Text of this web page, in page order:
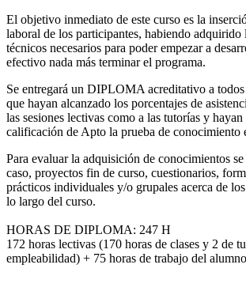
El objetivo inmediato de este curso es la
laboral de los participantes, habiendo adquirido
técnicos necesarios para poder empezar a
efectivo nada más terminar el programa.
Se entregará un DIPLOMA acreditativo a
que hayan alcanzado los porcentajes de
las sesiones lectivas como a las tutorías y
calificación de Apto la prueba de conocimiento
Para evaluar la adquisición de conocimientos
caso, proyectos fin de curso, cuestionarios,
prácticos individuales y/o grupales acerca de
lo largo del curso.
HORAS DE DIPLOMA: 247 H
172 horas lectivas (170 horas de clases y 2 de
empleabilidad) + 75 horas de trabajo del alumno